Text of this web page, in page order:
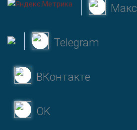
Макс
Telegram
ВКонтакте
OK